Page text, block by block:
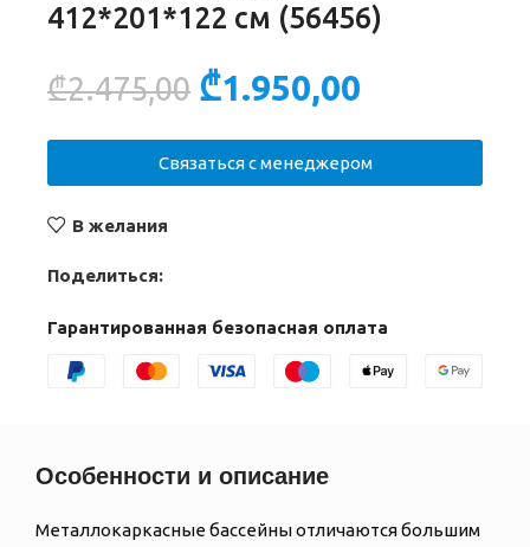
412*201*122 см (56456)
₾2.475,00 ₾1.950,00
Связаться с менеджером
В желания
Поделиться:
Гарантированная безопасная оплата
Особенности и описание
Металлокаркасные бассейны отличаются большим